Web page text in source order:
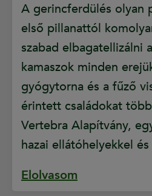
A gerincferdülés olyan
első pillanattól
szabad elbagatellizálni
kamaszok minden
gyógytorna és a fűző
érintett családokat
Vertebra Alapítvány,
hazai ellátóhelyekkel
Elolvasom